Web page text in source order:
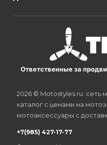
Ответственные за
2026 © Motostyles.ru: сеть
каталог с ценами на
мотоаксессуары с
+7(985) 427-17-77